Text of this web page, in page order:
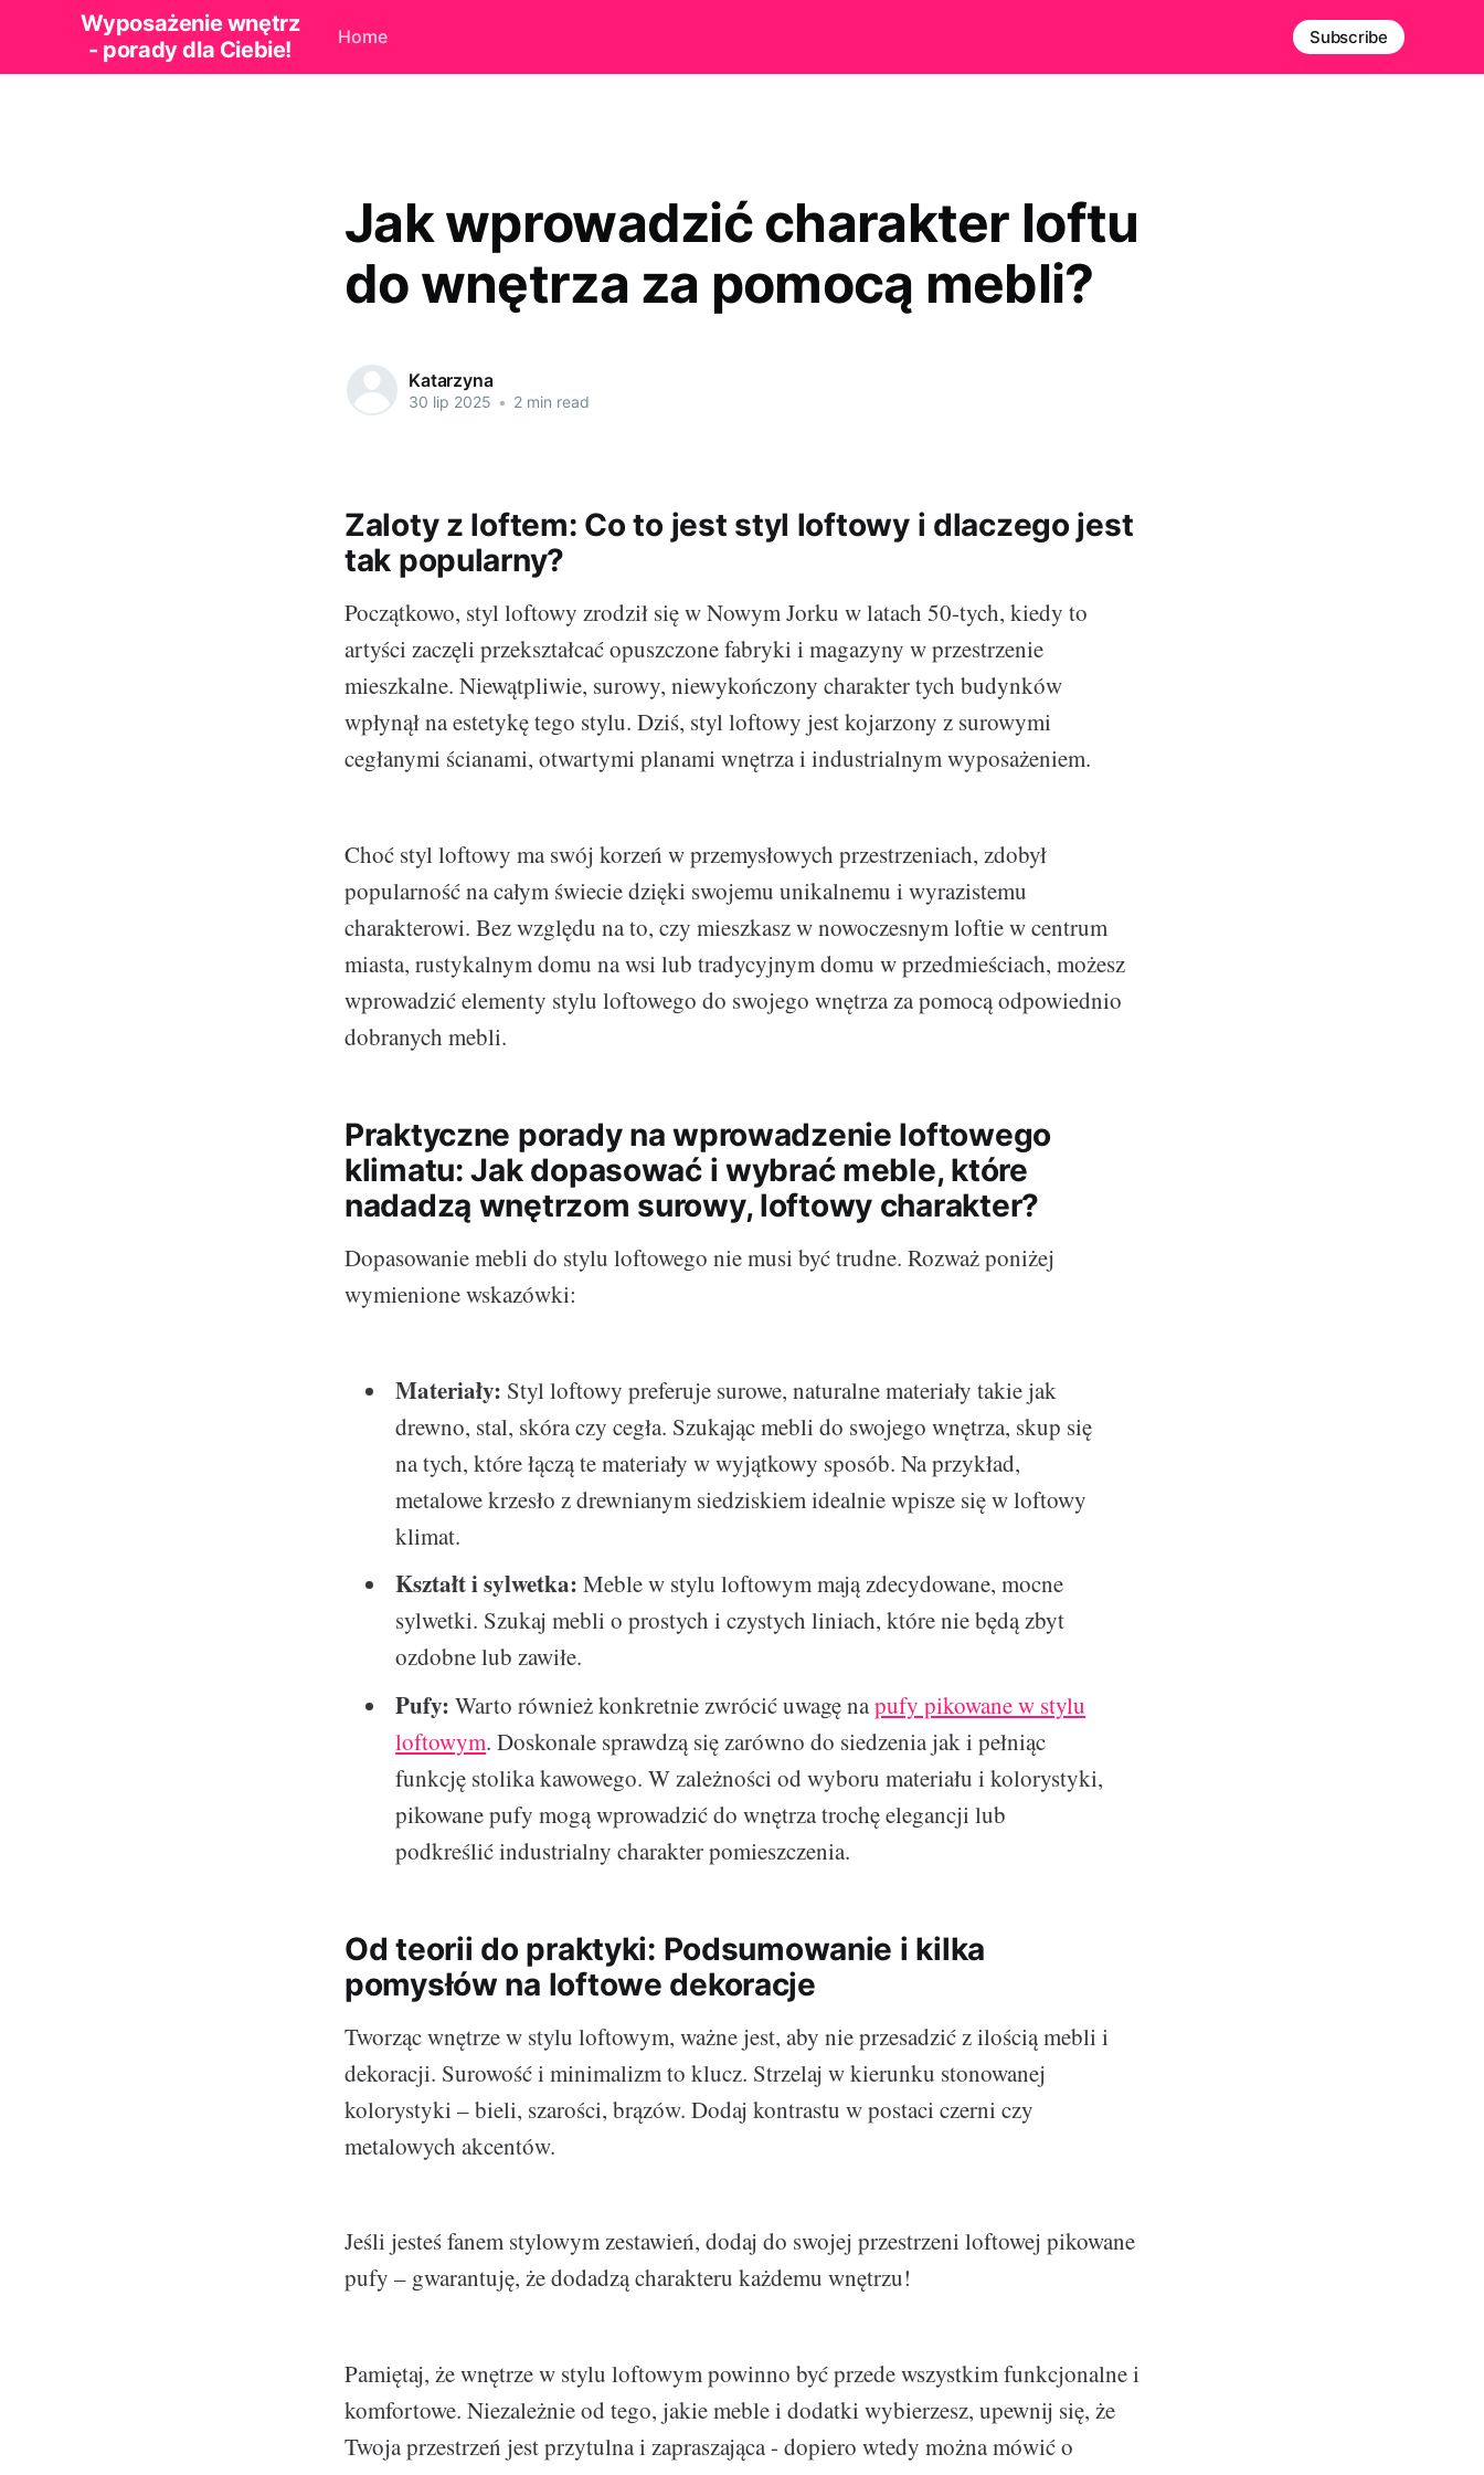
Wyposażenie wnętrz
- porady dla Ciebie!
Home Subscribe
Jak wprowadzić charakter loftu
do wnętrza za pomocą mebli?
Katarzyna
30 lip 2025 • 2 min read
Zaloty z loftem: Co to jest styl loftowy i dlaczego jest
tak popularny?
Początkowo, styl loftowy zrodził się w Nowym Jorku w latach 50-tych, kiedy to
artyści zaczęli przekształcać opuszczone fabryki i magazyny w przestrzenie
mieszkalne. Niewątpliwie, surowy, niewykończony charakter tych budynków
wpłynął na estetykę tego stylu. Dziś, styl loftowy jest kojarzony z surowymi
cegłanymi ścianami, otwartymi planami wnętrza i industrialnym wyposażeniem.
Choć styl loftowy ma swój korzeń w przemysłowych przestrzeniach, zdobył
popularność na całym świecie dzięki swojemu unikalnemu i wyrazistemu
charakterowi. Bez względu na to, czy mieszkasz w nowoczesnym loftie w centrum
miasta, rustykalnym domu na wsi lub tradycyjnym domu w przedmieściach, możesz
wprowadzić elementy stylu loftowego do swojego wnętrza za pomocą odpowiednio
dobranych mebli.
Praktyczne porady na wprowadzenie loftowego
klimatu: Jak dopasować i wybrać meble, które
nadadzą wnętrzom surowy, loftowy charakter?
Dopasowanie mebli do stylu loftowego nie musi być trudne. Rozważ poniżej
wymienione wskazówki:
Materiały: Styl loftowy preferuje surowe, naturalne materiały takie jak
drewno, stal, skóra czy cegła. Szukając mebli do swojego wnętrza, skup się
na tych, które łączą te materiały w wyjątkowy sposób. Na przykład,
metalowe krzesło z drewnianym siedziskiem idealnie wpisze się w loftowy
klimat.
Kształt i sylwetka: Meble w stylu loftowym mają zdecydowane, mocne
sylwetki. Szukaj mebli o prostych i czystych liniach, które nie będą zbyt
ozdobne lub zawiłe.
Pufy: Warto również konkretnie zwrócić uwagę napufy pikowane w stylu
loftowym. Doskonale sprawdzą się zarówno do siedzenia jak i pełniąc
funkcję stolika kawowego. W zależności od wyboru materiału i kolorystyki,
pikowane pufy mogą wprowadzić do wnętrza trochę elegancji lub
podkreślić industrialny charakter pomieszczenia.
Od teorii do praktyki: Podsumowanie i kilka
pomysłów na loftowe dekoracje
Tworząc wnętrze w stylu loftowym, ważne jest, aby nie przesadzić z ilością mebli i
dekoracji. Surowość i minimalizm to klucz. Strzelaj w kierunku stonowanej
kolorystyki – bieli, szarości, brązów. Dodaj kontrastu w postaci czerni czy
metalowych akcentów.
Jeśli jesteś fanem stylowym zestawień, dodaj do swojej przestrzeni loftowej pikowane
pufy – gwarantuję, że dodadzą charakteru każdemu wnętrzu!
Pamiętaj, że wnętrze w stylu loftowym powinno być przede wszystkim funkcjonalne i
komfortowe. Niezależnie od tego, jakie meble i dodatki wybierzesz, upewnij się, że
Twoja przestrzeń jest przytulna i zapraszająca - dopiero wtedy można mówić o